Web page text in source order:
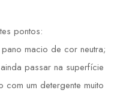
pontos:
macio de cor neutra;
passar na superfície
um detergente muito